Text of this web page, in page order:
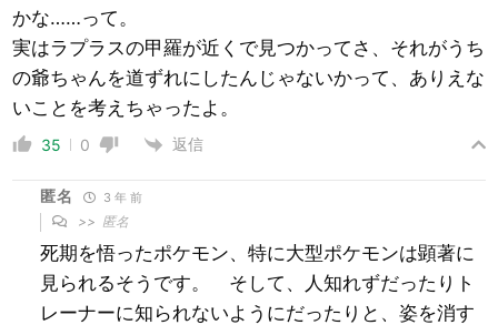
かな……って。
実はラプラスの甲羅が近くで見つかってさ、それがうち
の爺ちゃんを道ずれにしたんじゃないかって、ありえな
いことを考えちゃったよ。
35 0 返信
匿名 3 年 前
>> 匿名
死期を悟ったポケモン、特に大型ポケモンは顕著に
見られるそうです。 そして、人知れずだったりト
レーナーに知られないようにだったりと、姿を消す